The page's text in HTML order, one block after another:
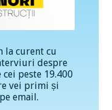
la curent cu
despre
peste 19.400
vei primi și
email.